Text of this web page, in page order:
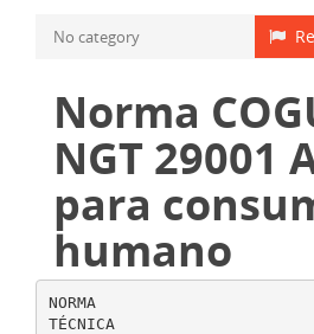
No category
Norma
NGT 29001
para
humano
NORMA
TÉCNICA